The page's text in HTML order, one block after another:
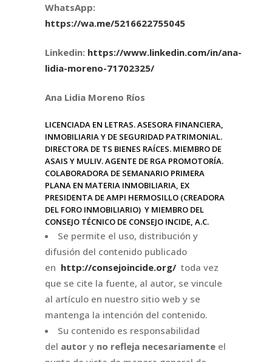
WhatsApp:
https://wa.me/5216622755045
Linkedin: https://www.linkedin.com/in/ana-
lidia-moreno-71702325/
Ana Lidia Moreno Ríos
LICENCIADA EN LETRAS. ASESORA FINANCIERA,
INMOBILIARIA Y DE SEGURIDAD PATRIMONIAL.
DIRECTORA DE TS BIENES RAÍCES. MIEMBRO DE
ASAIS Y MULIV. AGENTE DE RGA PROMOTORÍA.
COLABORADORA DE SEMANARIO PRIMERA
PLANA EN MATERIA INMOBILIARIA, EX
PRESIDENTA DE AMPI HERMOSILLO (CREADORA
DEL FORO INMOBILIARIO) Y MIEMBRO DEL
CONSEJO TÉCNICO DE CONSEJO INCIDE, A.C.
Se permite el uso, distribución y
difusión del contenido publicado
en http://consejoincide.org/ toda vez
que se cite la fuente, al autor, se vincule
al artículo en nuestro sitio web y se
mantenga la intención del contenido.
Su contenido es responsabilidad
del autor y no refleja necesariamente el